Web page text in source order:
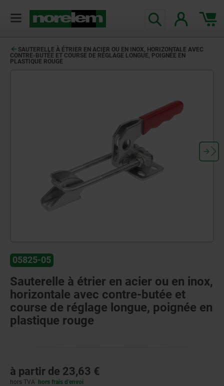
SAUTERELLE À ÉTRIER EN ACIER OU EN INOX, HORIZONTALE AVEC
CONTRE-BUTÉE ET COURSE DE RÉGLAGE LONGUE, POIGNÉE EN
PLASTIQUE ROUGE
05825-05
Sauterelle à étrier en acier ou en inox,
horizontale avec contre-butée et
course de réglage longue, poignée en
plastique rouge
à partir de 23,63 €
hors TVA hors frais d’envoi